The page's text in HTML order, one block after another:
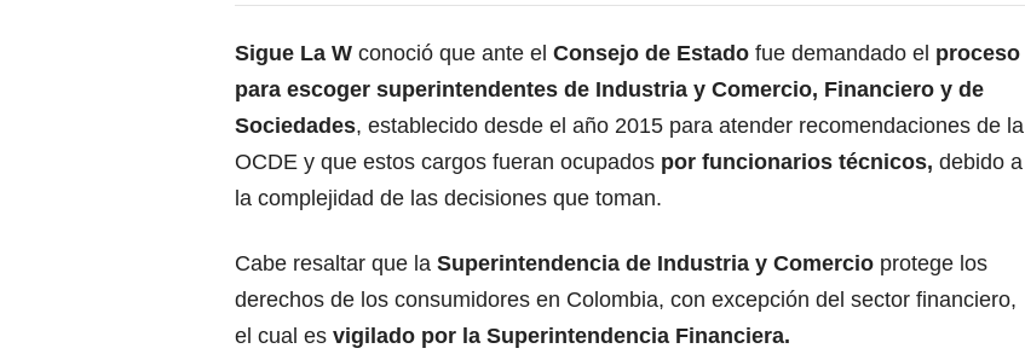
Sigue La W conoció que ante el Consejo de Estado fue demandado el proceso
para escoger superintendentes de Industria y Comercio, Financiero y de
Sociedades, establecido desde el año 2015 para atender recomendaciones de la
OCDE y que estos cargos fueran ocupados por funcionarios técnicos, debido a
la complejidad de las decisiones que toman.
Cabe resaltar que la Superintendencia de Industria y Comercio protege los
derechos de los consumidores en Colombia, con excepción del sector financiero,
el cual es vigilado por la Superintendencia Financiera.